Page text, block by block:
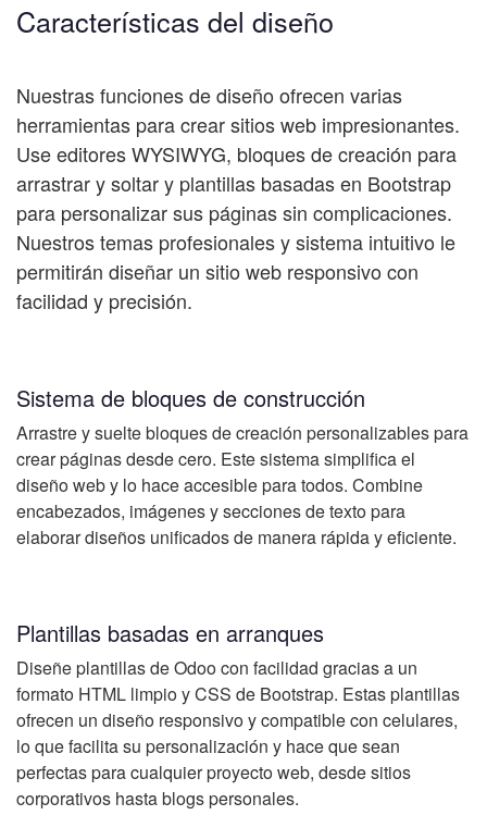
Características del diseño
Nuestras funciones de diseño ofrecen varias
herramientas para crear sitios web impresionantes.
Use editores WYSIWYG, bloques de creación para
arrastrar y soltar y plantillas basadas en Bootstrap
para personalizar sus páginas sin complicaciones.
Nuestros temas profesionales y sistema intuitivo le
permitirán diseñar un sitio web responsivo con
facilidad y precisión.
Sistema de bloques de construcción
Arrastre y suelte bloques de creación personalizables para
crear páginas desde cero. Este sistema simplifica el
diseño web y lo hace accesible para todos. Combine
encabezados, imágenes y secciones de texto para
elaborar diseños unificados de manera rápida y eficiente.
Plantillas basadas en arranques
Diseñe plantillas de Odoo con facilidad gracias a un
formato HTML limpio y CSS de Bootstrap. Estas plantillas
ofrecen un diseño responsivo y compatible con celulares,
lo que facilita su personalización y hace que sean
perfectas para cualquier proyecto web, desde sitios
corporativos hasta blogs personales.